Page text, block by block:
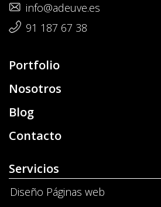
info@adeuve.es
91 187 67 38
Portfolio
Nosotros
Blog
Contacto
Servicios
Diseño Páginas web